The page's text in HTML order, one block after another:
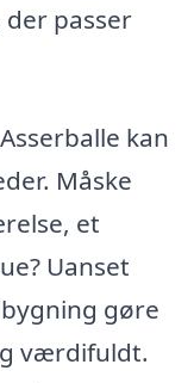
passer
kan
Måske
et
Uanset
gøre
værdifuldt.